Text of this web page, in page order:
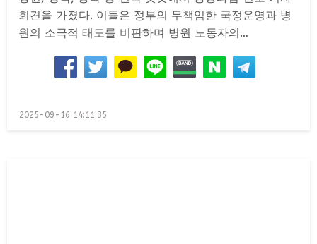
회견을 가졌다. 이들은 정부의 무책임한 국정운영과 병
원의 소극적 태도를 비판하며 병원 노동자의…
Posted
2025-09-16 14:11:35